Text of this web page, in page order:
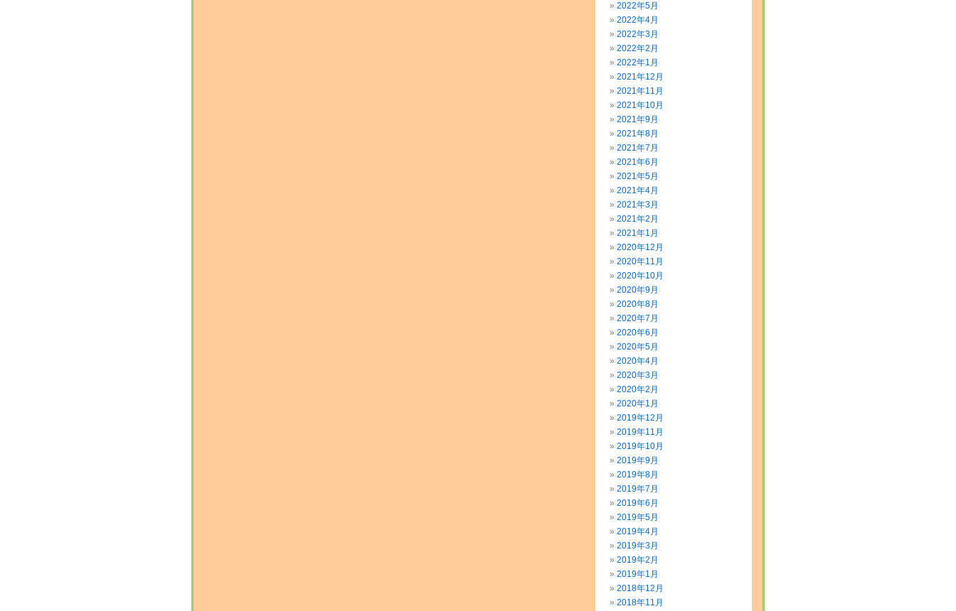
2022年5月
2022年4月
2022年3月
2022年2月
2022年1月
2021年12月
2021年11月
2021年10月
2021年9月
2021年8月
2021年7月
2021年6月
2021年5月
2021年4月
2021年3月
2021年2月
2021年1月
2020年12月
2020年11月
2020年10月
2020年9月
2020年8月
2020年7月
2020年6月
2020年5月
2020年4月
2020年3月
2020年2月
2020年1月
2019年12月
2019年11月
2019年10月
2019年9月
2019年8月
2019年7月
2019年6月
2019年5月
2019年4月
2019年3月
2019年2月
2019年1月
2018年12月
2018年11月